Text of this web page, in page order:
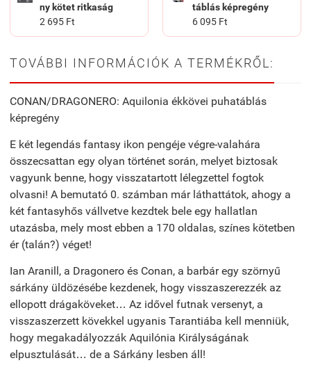
ny kötet ritkaság
2 695 Ft
táblás képregény
6 095 Ft
TOVÁBBI INFORMÁCIÓK A TERMÉKRŐL:
CONAN/DRAGONERO: Aquilonia ékkövei puhatáblás
képregény
E két legendás fantasy ikon pengéje végre-valahára
összecsattan egy olyan történet során, melyet biztosak
vagyunk benne, hogy visszatartott lélegzettel fogtok
olvasni! A bemutató 0. számban már láthattátok, ahogy a
két fantasyhős vállvetve kezdtek bele egy hallatlan
utazásba, mely most ebben a 170 oldalas, színes kötetben
ér (talán?) véget!
Ian Aranill, a Dragonero és Conan, a barbár egy szörnyű
sárkány üldözésébe kezdenek, hogy visszaszerezzék az
ellopott drágaköveket… Az idővel futnak versenyt, a
visszaszerzett kövekkel ugyanis Tarantiába kell menniük,
hogy megakadályozzák Aquilónia Királyságának
elpusztulását… de a Sárkány lesben áll!